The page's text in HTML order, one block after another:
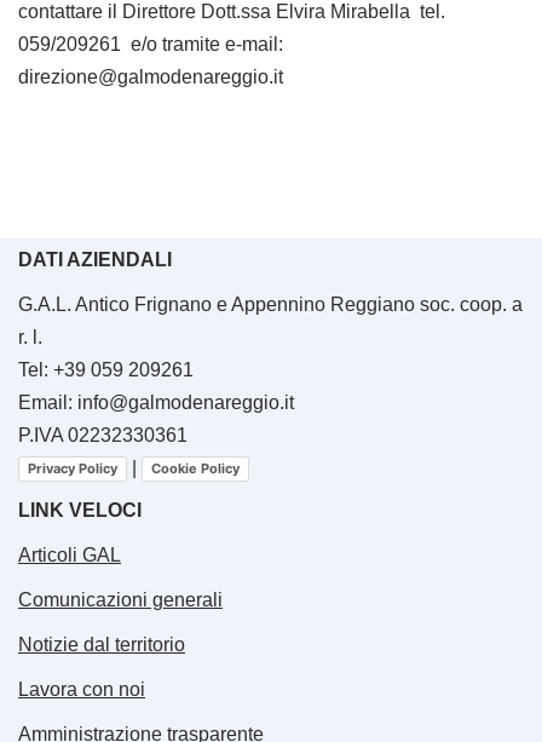
contattare il Direttore Dott.ssa Elvira Mirabella tel.
059/209261 e/o tramite e-mail:
direzione@galmodenareggio.it
DATI AZIENDALI
G.A.L. Antico Frignano e Appennino Reggiano soc. coop. a
r. l.
Tel: +39 059 209261
Email: info@galmodenareggio.it
P.IVA 02232330361
Privacy Policy Cookie Policy
LINK VELOCI
Articoli GAL
Comunicazioni generali
Notizie dal territorio
Lavora con noi
Amministrazione trasparente